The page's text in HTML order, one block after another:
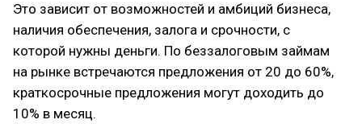
Это зависит от возможностей и амбиций бизнеса,
наличия обеспечения, залога и срочности, с
которой нужны деньги. По беззалоговым займам
на рынке встречаются предложения от 20 до 60%,
краткосрочные предложения могут доходить до
10% в месяц.